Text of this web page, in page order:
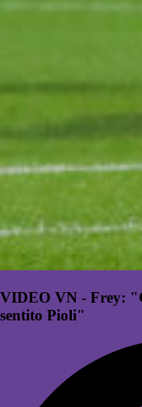
VIDEO VN - Frey:
sentito Pioli"